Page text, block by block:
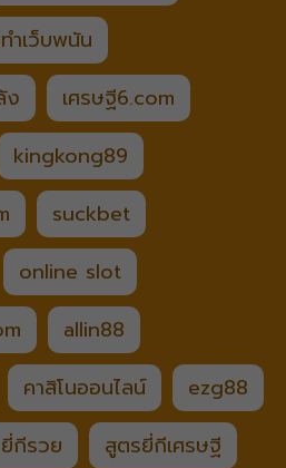
ำเว็บพนัน
ง
เศรษฐี6.com
kingkong89
suckbet
online slot
allin88
คาสิโนออนไลน์
ezg88
ยี่กีรวย
สูตรยี่กีเศรษฐี